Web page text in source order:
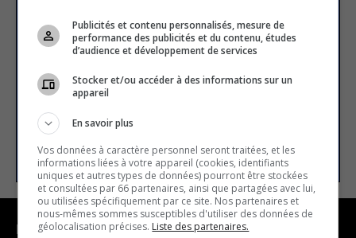
newsletter
Email address
SUBSCRIBE
NAVIGATION
Publicités et contenu personnalisés, mesure de
performance des publicités et du contenu, études
d’audience et développement de services
Stocker et/ou accéder à des informations sur un
appareil
En savoir plus
Vos données à caractère personnel seront traitées, et les
informations liées à votre appareil (cookies, identifiants
uniques et autres types de données) pourront être stockées
et consultées par 66 partenaires, ainsi que partagées avec lui,
ou utilisées spécifiquement par ce site. Nos partenaires et
nous-mêmes sommes susceptibles d'utiliser des données de
géolocalisation précises. Liste des partenaires.